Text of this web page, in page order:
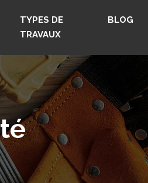
TYPES DE
TRAVAUX
BLOG